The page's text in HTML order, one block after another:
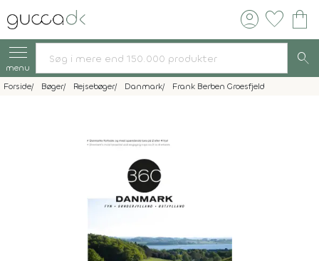
account_circle favorite shopping_bag
menu search
Forside Bøger Rejsebøger Danmark Frank Berben Groesfjeld